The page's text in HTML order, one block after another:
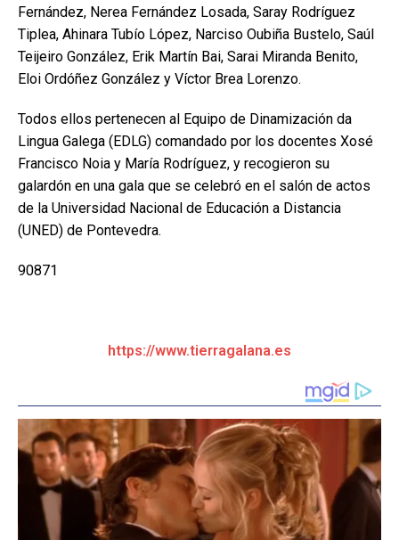
Fernández, Nerea Fernández Losada, Saray Rodríguez
Tiplea, Ahinara Tubío López, Narciso Oubiña Bustelo, Saúl
Teijeiro González, Erik Martín Bai, Sarai Miranda Benito,
Eloi Ordóñez González y Víctor Brea Lorenzo.
Todos ellos pertenecen al Equipo de Dinamización da
Lingua Galega (EDLG) comandado por los docentes Xosé
Francisco Noia y María Rodríguez, y recogieron su
galardón en una gala que se celebró en el salón de actos
de la Universidad Nacional de Educación a Distancia
(UNED) de Pontevedra.
90871
https://www.tierragalana.es